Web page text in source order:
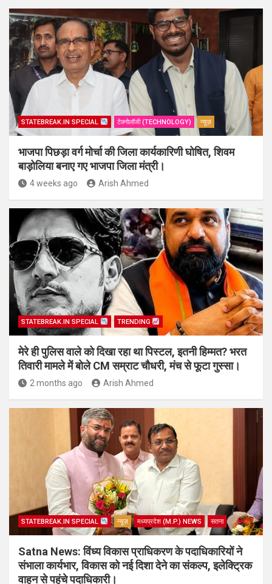
STATEBREAK.IN SPECIAL टेक्नोलॉजी (TECHNOLOGY) न्यूज़
भाजपा पिछड़ा वर्ग मोर्चा की जिला कार्यकारिणी घोषित, शिवम
बाड़ोलिया बनाए गए भाजपा जिला मंत्री।
4 weeks ago Arish Ahmed
STATEBREAK.IN SPECIAL TRENDING
मेरे ही पुलिस वाले को दिखा रहा था पिस्टल, इतनी हिम्मत? भरत
तिवारी मामले में बोले CM सम्राट चौधरी, मंच से फूटा गुस्सा।
2 months ago Arish Ahmed
STATEBREAK.IN SPECIAL न्यूज़ मध्यप्रदेश (M.P.) NEWS सतना
Satna News: विंध्य विकास प्राधिकरण के पदाधिकारियों ने
संभाला कार्यभार, विकास को नई दिशा देने का संकल्प, इलेक्ट्रिक
वाहन से पहुंचे पदाधिकारी।